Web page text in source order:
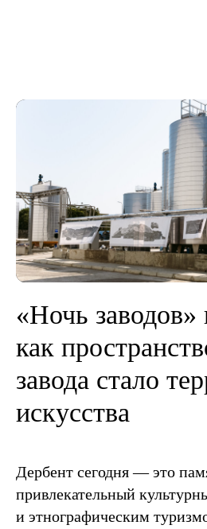
«Ночь заводов»
как
завода стало
искусства
Дербент сегодня — это
привлекательный
и этнографическим